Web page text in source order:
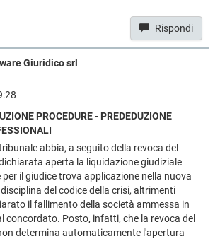
Rispondi
Giuridico srl
PROCEDURE - PREDEDUZIONE
abbia, a seguito della revoca del
aperta la liquidazione giudiziale
il giudice trova applicazione nella nuova
del codice della crisi, altrimenti
il fallimento della società ammessa in
concordato. Posto, infatti, che la revoca del
determina automaticamente l'apertura